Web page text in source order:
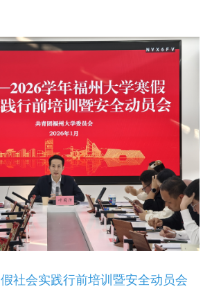
社会实践行前培训暨安全动员会